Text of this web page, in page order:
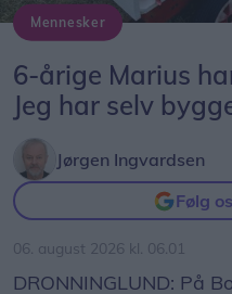
Mennesker
6-årige Marius
Jeg har selv
Jørgen Ingvardsen
Følg
06. august 2026 kl. 06.01
DRONNINGLUND: På